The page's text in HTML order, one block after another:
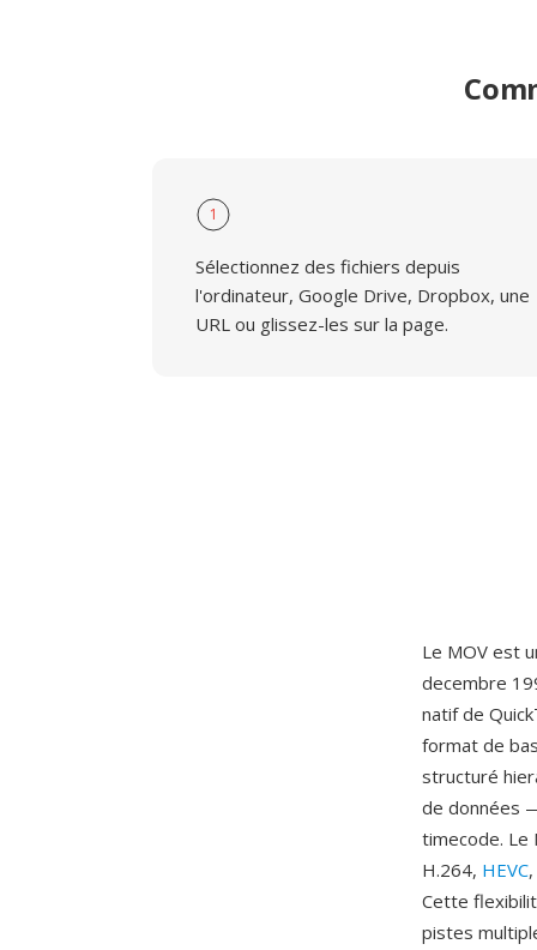
1
Sélectionnez des fichiers depuis
l'ordinateur, Google Drive, Dropbox, une
URL ou glissez-les sur la page.
Le MOV est
decembre
natif de
format de
structuré
de données
timecode. Le
H.264, HEVC
Cette
pistes